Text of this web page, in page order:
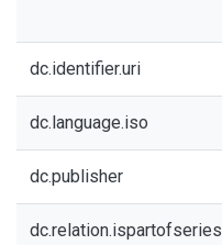
dc.identifier.uri
dc.language.iso
dc.publisher
dc.relation.ispartofseries